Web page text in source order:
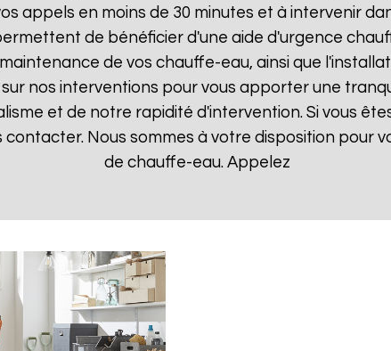
appels en moins de 30 minutes et à intervenir
de bénéficier d'une aide d'urgence
de vos chauffe-eau, ainsi que
nos interventions pour vous apporter une
et de notre rapidité d'intervention. Si vous
contacter. Nous sommes à votre disposition pour
de chauffe-eau. Appelez